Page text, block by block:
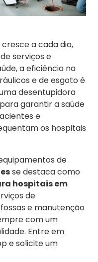
a cada dia,
serviços e
a eficiência na
e de esgoto é
desentupidora
garantir a saúde
e
os hospitais
de
se destaca como
hospitais em
de
e manutenção
com um
Entre em
e solicite um